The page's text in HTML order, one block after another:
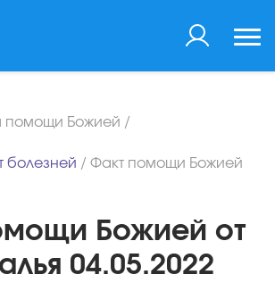
помощи Божией /
болезней / Факт помощи Божией
Божией от
04.05.2022